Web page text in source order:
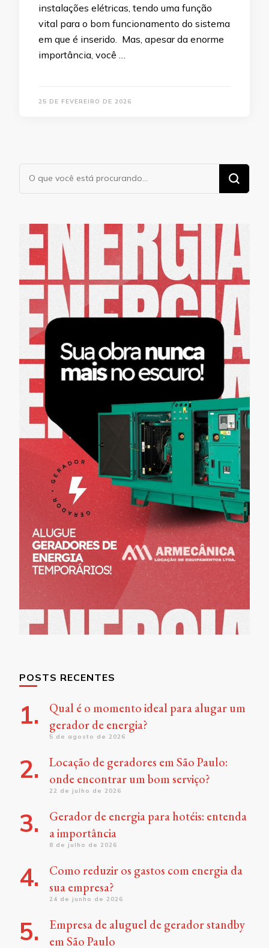
instalações elétricas, tendo uma função
vital para o bom funcionamento do sistema
em que é inserido. Mas, apesar da enorme
importância, você …
25 DE FEVEREIRO DE 2026
Procurando
algo?
POSTS RECENTES
Qual é o momento ideal para alugar um
gerador de energia?
5 de agosto de 2026
Locação de geradores em São Paulo:
onde encontrar um bom serviço?
22 de julho de 2026
Gerador de energia para hotéis: entenda
a importância
8 de julho de 2026
Como reduzir os gastos com energia da
sua empresa?
24 de junho de 2026
Empresa de aluguel de gerador standby
em São Paulo